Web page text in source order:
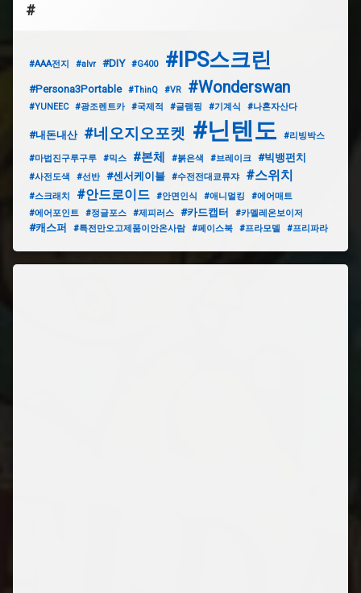
#
#AAA전지 #alvr #DIY #G400 #IPS스크린
#Persona3Portable #ThinQ #VR #Wonderswan
#YUNEEC #광조렌트카 #국제적 #글램핑 #기계식 #나혼자산다
#내돈내산 #네오지오포켓 #닌텐도 #리빙박스
#마법진구루구루 #믹스 #본체 #붉은색 #브레이크 #빅뱅펀치
#사전도색 #선반 #센서케이블 #수전전대쿄류쟈 #스위치
#스크래치 #안드로이드 #안면인식 #애니멀킹
#에어매트
#에어포인트
#정글포스 #제피러스 #카드캡터 #카멜레온보이저
#캐스퍼 #특전만오고제품이안온사람 #페이스북 #프라모델 #프리파라